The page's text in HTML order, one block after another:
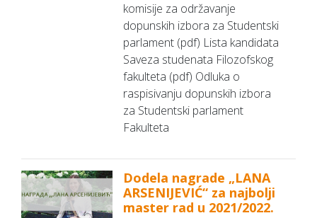
komisije za održavanje
dopunskih izbora za Studentski
parlament (pdf) Lista kandidata
Saveza studenata Filozofskog
fakulteta (pdf) Odluka o
raspisivanju dopunskih izbora
za Studentski parlament
Fakulteta
Dodela nagrade „LANA
ARSENIJEVIĆ“ za najbolji
master rad u 2021/2022.